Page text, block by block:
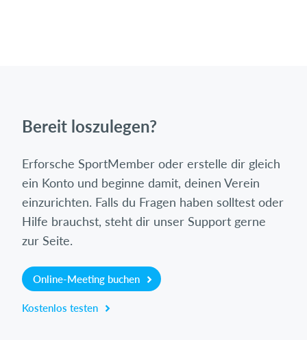
Bereit loszulegen?
Erforsche SportMember oder erstelle dir gleich
ein Konto und beginne damit, deinen Verein
einzurichten. Falls du Fragen haben solltest oder
Hilfe brauchst, steht dir unser Support gerne
zur Seite.
Online-Meeting buchen
Kostenlos testen